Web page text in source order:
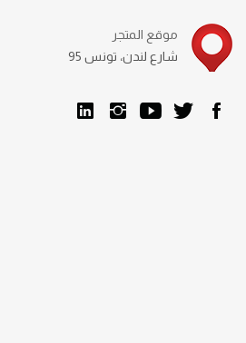
موقع المتجر
95 شارع لندن، تونس